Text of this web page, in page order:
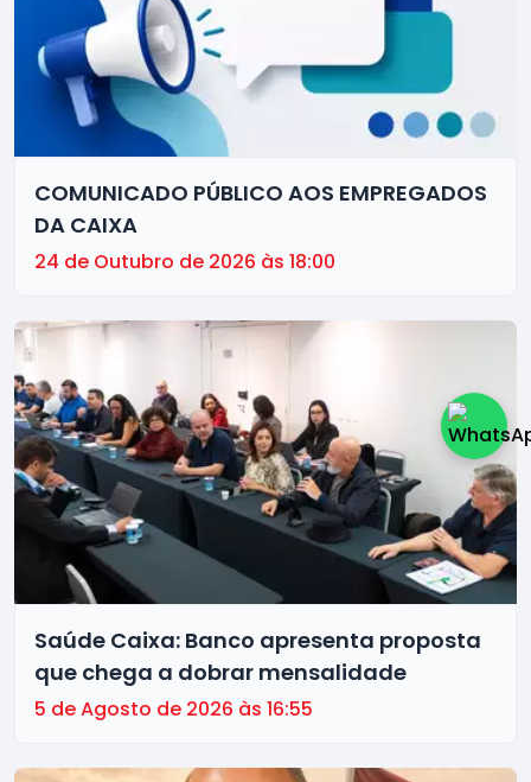
COMUNICADO PÚBLICO AOS EMPREGADOS
DA CAIXA
24 de Outubro de 2026 às 18:00
Saúde Caixa: Banco apresenta proposta
que chega a dobrar mensalidade
5 de Agosto de 2026 às 16:55